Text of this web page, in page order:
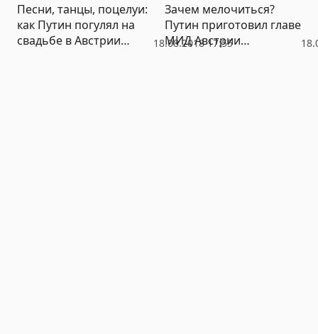
18.08.2018 17:55
Песни, танцы, поцелуи:
как Путин погулял на
свадьбе в Австрии
Зачем мелочиться?
Путин приготовил главе
МИД Австрии